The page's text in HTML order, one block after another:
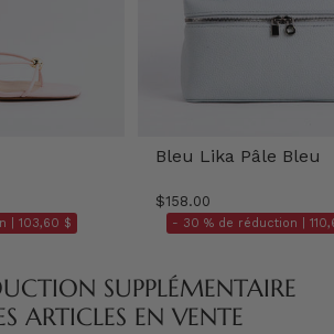
| 103,60 $
Bleu Lika Pâle Bleu
$158.00
- 30 % de réduction |
SUPPLÉMENTAIRE
ARTICLES EN VENTE